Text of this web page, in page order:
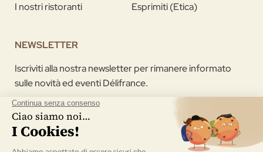
I nostri ristoranti
Esprimiti (Etica)
NEWSLETTER
Iscriviti alla nostra newsletter per rimanere informato
sulle novità ed eventi Délifrance.